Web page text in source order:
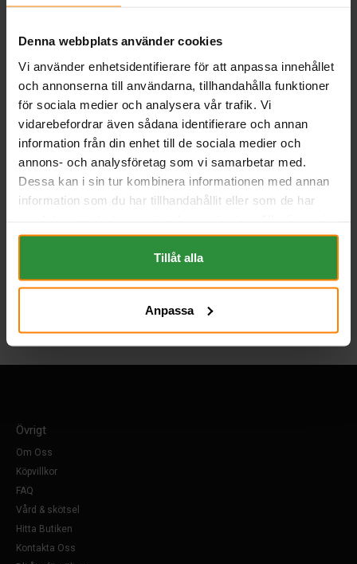
Denna webbplats använder cookies
Vi använder enhetsidentifierare för att anpassa innehållet
och annonserna till användarna, tillhandahålla funktioner
för sociala medier och analysera vår trafik. Vi
vidarebefordrar även sådana identifierare och annan
information från din enhet till de sociala medier och
annons- och analysföretag som vi samarbetar med.
Dessa kan i sin tur kombinera informationen med annan
information som du har tillhandahållit eller som de har
om "Cookies" och ditt val finner du på vår Cookie sida
längst ner i "footern" på sidan.
Tillåt alla
Anpassa
CCA (EN):220CCA(EN)
Artikelgrupp:MC
Ja. Påfyllt. Klart att användas!
BESKRIVNING
Tillbaka
Övrigt
Om Oss
Köpvillkor
FAQ
Vård & skötsel
Hitta Butiken
Kontakta Oss